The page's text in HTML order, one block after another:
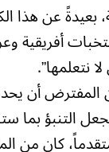
بعيدةً عن هذا
أفريقية
المفترض أن
بما
المصري